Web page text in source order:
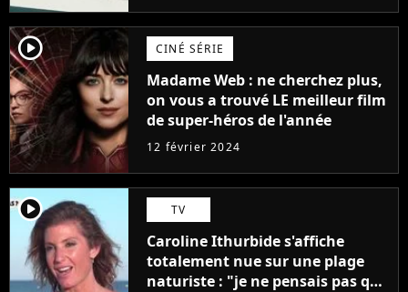
player2 CINÉ SÉRIE
Madame Web : ne cherchez plus,
on vous a trouvé LE meilleur film
de super-héros de l'année
12 février 2024
player2 TV
Caroline Ithurbide s'affiche
totalement nue sur une plage
naturiste : "je ne pensais pas que